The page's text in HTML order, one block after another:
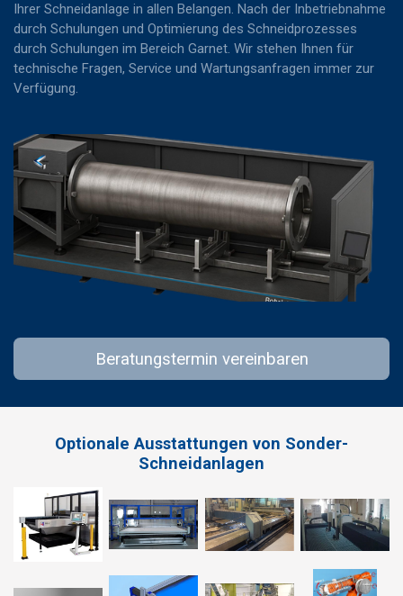
Ihrer Schneidanlage in allen Belangen. Nach der Inbetriebnahme
durch Schulungen und Optimierung des Schneidprozesses
durch Schulungen im Bereich Garnet. Wir stehen Ihnen für
technische Fragen, Service und Wartungsanfragen immer zur
Verfügung.
Beratungstermin vereinbaren
Optionale Ausstattungen von Sonder-
Schneidanlagen